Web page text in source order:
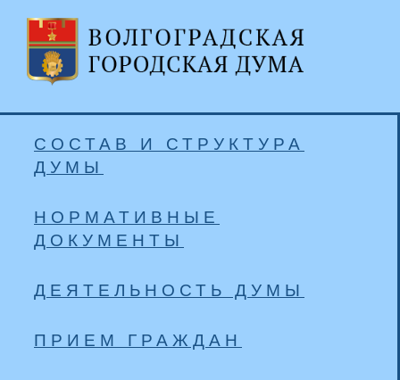
СОСТАВ И СТРУКТУРА
ДУМЫ
НОРМАТИВНЫЕ
ДОКУМЕНТЫ
ДЕЯТЕЛЬНОСТЬ ДУМЫ
ПРИЕМ ГРАЖДАН